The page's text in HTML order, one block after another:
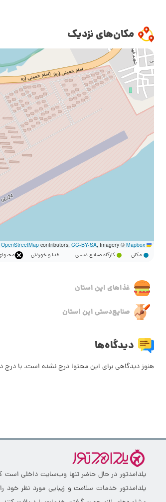
مکان‌های نزدیک
Leaflet
OpenStreetMapcontributors, CC-BY-SA, Imagery © Mapbox
مکان کارگاه صنایع دستی غذا و خوردنی
غذاهای این استان
صنایع‌دستی این استان
دیدگاه‌ها
هنوز دیدگاهی برای این محتوا درج نشده است. با درج
یلدامدتور در حال حاضر تنها وب‌سایت داخلی است
یلدامدتور خدمات سلامت و زیبایی مورد نظر